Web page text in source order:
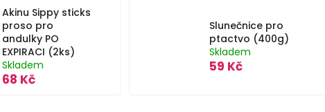
Akinu Sippy sticks
proso pro
andulky PO
EXPIRACI (2ks)
Skladem
68 Kč
Slunečnice pro
ptactvo (400g)
Skladem
59 Kč